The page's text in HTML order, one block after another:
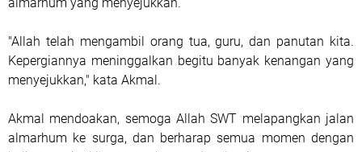
"Allah telah mengambil orang tua, guru, dan panutan kita.
Kepergiannya meninggalkan begitu banyak kenangan yang
menyejukkan," kata Akmal.
Akmal mendoakan, semoga Allah SWT melapangkan jalan
almarhum ke surga, dan berharap semua momen dengan